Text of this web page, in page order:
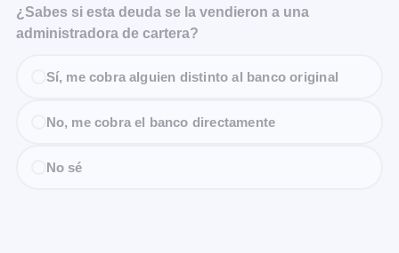
¿Sabes si esta deuda se la vendieron a una
administradora de cartera?
Sí, me cobra alguien distinto al banco original
No, me cobra el banco directamente
No sé